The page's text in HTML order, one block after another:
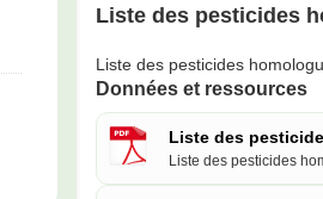
Liste des pesticides
Liste des pesticides
Données et ressources
Liste des
Liste des pesticides